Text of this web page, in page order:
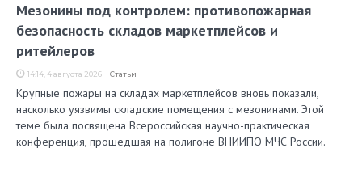
Мезонины под контролем: противопожарная
безопасность складов маркетплейсов и
ритейлеров
14:14, 4 августа 2026 Статьи
Крупные пожары на складах маркетплейсов вновь показали,
насколько уязвимы складские помещения с мезонинами. Этой
теме была посвящена Всероссийская научно-практическая
конференция, прошедшая на полигоне ВНИИПО МЧС России.